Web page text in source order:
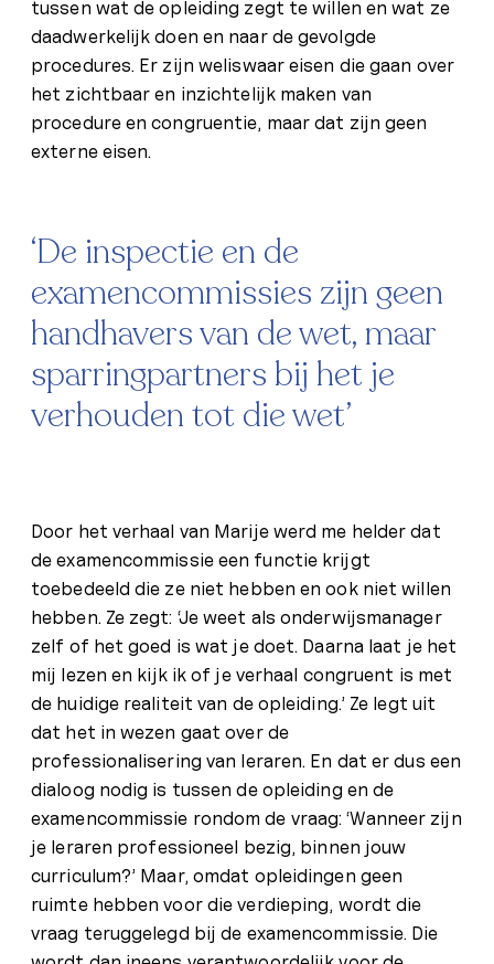
tussen wat de opleiding zegt te willen en wat ze
daadwerkelijk doen en naar de gevolgde
procedures. Er zijn weliswaar eisen die gaan over
het zichtbaar en inzichtelijk maken van
procedure en congruentie, maar dat zijn geen
externe eisen.
‘De inspectie en de
examencommissies zijn geen
handhavers van de wet, maar
sparringpartners bij het je
verhouden tot die wet’
Door het verhaal van Marije werd me helder dat
de examencommissie een functie krijgt
toebedeeld die ze niet hebben en ook niet willen
hebben. Ze zegt: ‘Je weet als onderwijsmanager
zelf of het goed is wat je doet. Daarna laat je het
mij lezen en kijk ik of je verhaal congruent is met
de huidige realiteit van de opleiding.’ Ze legt uit
dat het in wezen gaat over de
professionalisering van leraren. En dat er dus een
dialoog nodig is tussen de opleiding en de
examencommissie rondom de vraag: ‘Wanneer zijn
je leraren professioneel bezig, binnen jouw
curriculum?’ Maar, omdat opleidingen geen
ruimte hebben voor die verdieping, wordt die
vraag teruggelegd bij de examencommissie. Die